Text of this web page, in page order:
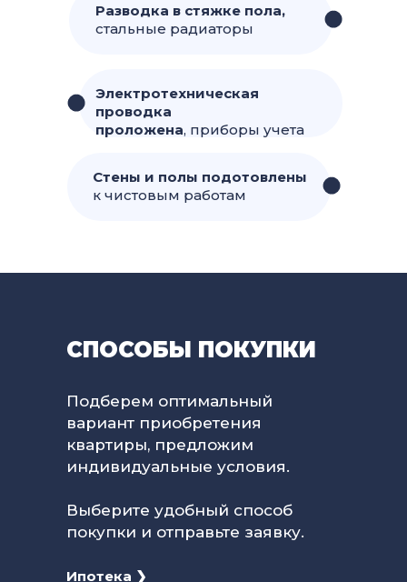
Стены и полы подотовлены
к чистовым работам
Разводка в стяжке пола,
стальные радиаторы
Электротехническая
проводка
проложена, приборы учета
СПОСОБЫ ПОКУПКИ
Подберем оптимальный
вариант приобретения
квартиры, предложим
индивидуальные условия.
Выберите удобный способ
покупки и отправьте заявку.